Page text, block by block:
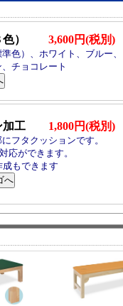
８色） 3,600円(税別)
色）、ホワイト、ブルー
チョコレート
ン加工 1,800円(税別)
フタクッションです。
応ができます。
もできます